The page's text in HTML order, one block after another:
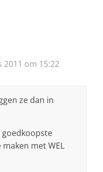
2011 om 15:22
ze dan in
met WEL